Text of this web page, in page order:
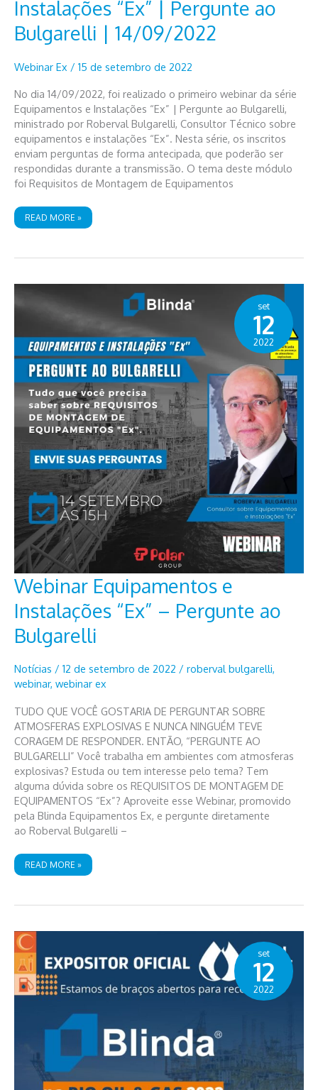
Instalações “Ex” | Pergunte ao
Bulgarelli | 14/09/2022
Webinar Ex / 15 de setembro de 2022
No dia 14/09/2022, foi realizado o primeiro webinar da série
Equipamentos e Instalações “Ex” | Pergunte ao Bulgarelli,
ministrado por Roberval Bulgarelli, Consultor Técnico sobre
equipamentos e instalações “Ex”. Nesta série, os inscritos
enviam perguntas de forma antecipada, que poderão ser
respondidas durante a transmissão. O tema deste módulo
foi Requisitos de Montagem de Equipamentos
WEBINAR
EQUIPAMENTOS
|
|
READ MORE »
Webinar Equipamentos e
Instalações “Ex” – Pergunte ao
Bulgarelli
Notícias / 12 de setembro de 2022 / roberval bulgarelli,
webinar, webinar ex
TUDO QUE VOCÊ GOSTARIA DE PERGUNTAR SOBRE
ATMOSFERAS EXPLOSIVAS E NUNCA NINGUÉM TEVE
CORAGEM DE RESPONDER. ENTÃO, “PERGUNTE AO
BULGARELLI” Você trabalha em ambientes com atmosferas
explosivas? Estuda ou tem interesse pelo tema? Tem
alguma dúvida sobre os REQUISITOS DE MONTAGEM DE
EQUIPAMENTOS “Ex”? Aproveite esse Webinar, promovido
pela Blinda Equipamentos Ex, e pergunte diretamente
ao Roberval Bulgarelli –
WEBINAR
EQUIPAMENTOS
–
READ MORE »
set
12
2022
set
12
2022